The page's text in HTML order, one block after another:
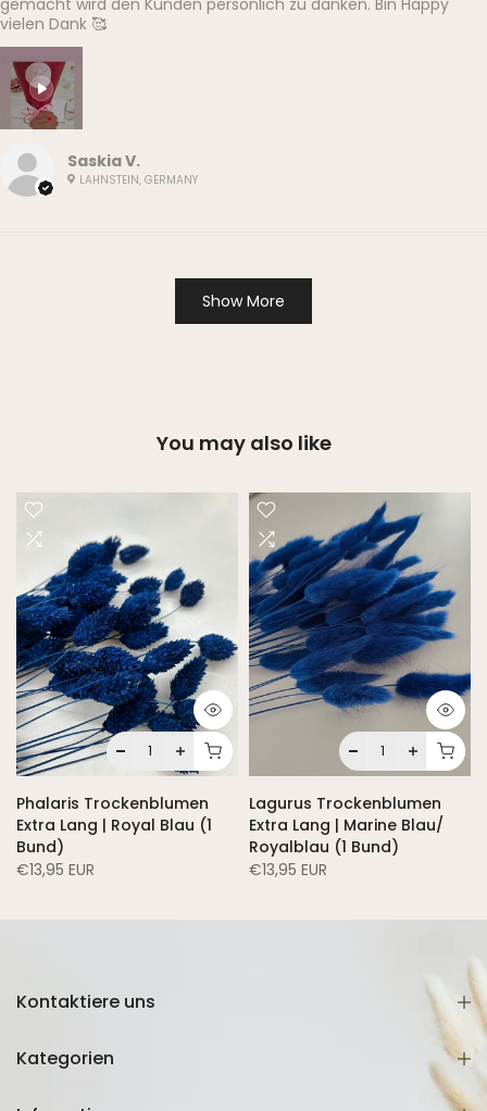
Saskia V.
LAHNSTEIN, GERMANY
gemacht wird den Kunden persönlich zu danken. Bin Happy
vielen Dank 🥰
Show More
You may also like
Phalaris Trockenblumen
Extra Lang | Royal Blau (1
Bund)
€13,95 EUR
Lagurus Trockenblumen
Extra Lang | Marine Blau/
Royalblau (1 Bund)
€13,95 EUR
Kontaktiere uns
Kategorien